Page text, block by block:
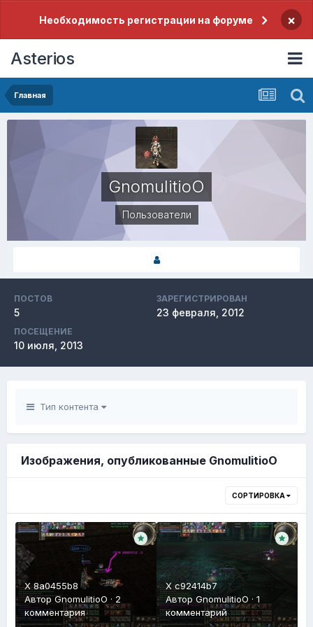
Необходимость регистрации на форуме ×
Asterios
Главная
GnomulitioO
Пользователи
ПОСТОВ
5
ЗАРЕГИСТРИРОВАН
23 февраля, 2012
ПОСЕЩЕНИЕ
10 июля, 2013
Тип контента
Изображения, опубликованные GnomulitioO
СОРТИРОВКА
X 8a0455b8
АвторGnomulitioO · 2
комментария
X c92414b7
Автор GnomulitioO · 1
комментарий